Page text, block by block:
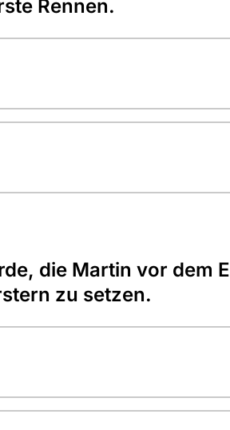
Rennen.
die Martin vor dem
zu setzen.